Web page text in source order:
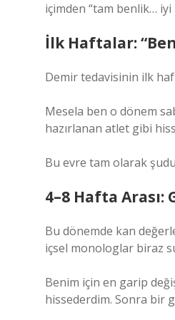
içimden “tam benlik… iyi
İlk Haftalar:
Demir tedavisinin ilk
Mesela ben o dönem
hazırlanan atlet gibi
Bu evre tam olarak
4–8 Hafta Arası:
Bu dönemde kan
içsel monologlar biraz
Benim için en garip
hissederdim. Sonra bir